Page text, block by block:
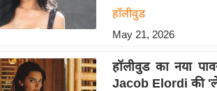
हॉलीवुड
May 21, 2026
हॉलीवुड का नया
Jacob Elordi की